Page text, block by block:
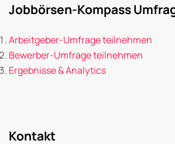
Jobbörsen-Kompass
Arbeitgeber-Umfrage teilnehmen
Bewerber-Umfrage teilnehmen
Ergebnisse & Analytics
Kontakt